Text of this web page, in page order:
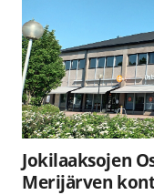
Jokilaaksojen
Merijärven